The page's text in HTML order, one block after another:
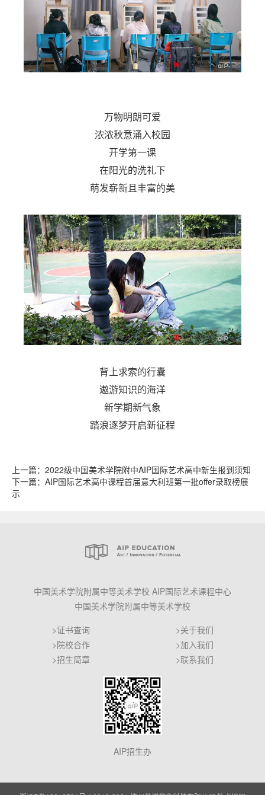
万物明朗可爱
浓浓秋意涌入校园
开学第一课
在阳光的洗礼下
萌发崭新且丰富的美
背上求索的行囊
遨游知识的海洋
新学期新气象
踏浪逐梦开启新征程
上一篇： 2022级中国美术学院附中AIP国际艺术高中新生报到须知
下一篇： AIP国际艺术高中课程首届意大利班第一批offer录取榜展
示
中国美术学院附属中等美术学校 AIP国际艺术课程中心
中国美术学院附属中等美术学校
>证书查询
>院校合作
>招生简章
>关于我们
>加入我们
>联系我们
AIP招生办